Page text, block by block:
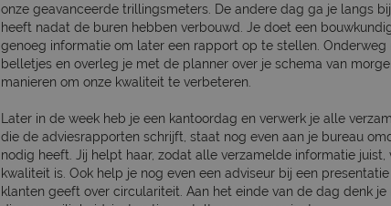
onze geavanceerde trillingsmeters. De andere dag ga je langs
heeft nadat de buren hebben verbouwd. Je doet een
genoeg informatie om later een rapport op te stellen. Onderweg
belletjes en overleg je met de planner over je schema van
manieren om onze kwaliteit te verbeteren.
Later in de week heb je een kantoordag en verwerk je alle
die de adviesrapporten schrijft, staat nog even aan je bureau
nodig heeft. Jij helpt haar, zodat alle verzamelde informatie
kwaliteit is. Ook help je nog even een adviseur bij een
klanten geeft over circulariteit. Aan het einde van de dag denk